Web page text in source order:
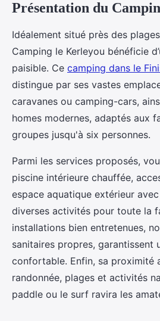
Présentation du
Idéalement situé près des
Camping le Kerleyou bénéficie
paisible. Ce camping dans le
distingue par ses vastes
caravanes ou camping-cars,
homes modernes, adaptés aux
groupes jusqu'à six personnes.
Parmi les services proposés,
piscine intérieure chauffée,
espace aquatique extérieur
diverses activités pour toute la
installations bien entretenues,
sanitaires propres, garantissent
confortable. Enfin, sa proximité
randonnée, plages et activités
paddle ou le surf ravira les